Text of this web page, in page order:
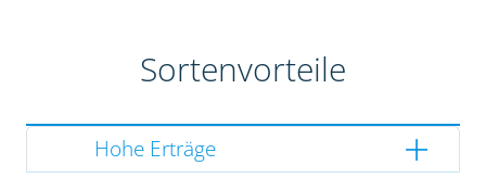
Sortenvorteile
Hohe Erträge